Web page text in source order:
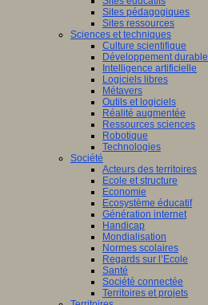
Sites pédagogiques
Sites ressources
Sciences et techniques
Culture scientifique
Développement durable
Intelligence artificielle
Logiciels libres
Métavers
Outils et logiciels
Réalité augmentée
Ressources sciences
Robotique
Technologies
Société
Acteurs des territoires
Ecole et structure
Economie
Ecosystème éducatif
Génération internet
Handicap
Mondialisation
Normes scolaires
Regards sur l’Ecole
Santé
Société connectée
Territoires et projets